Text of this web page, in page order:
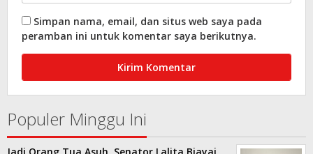
Simpan nama, email, dan situs web saya pada
peramban ini untuk komentar saya berikutnya.
Populer Minggu Ini
Jadi Orang Tua Asuh, Senator Lalita Biayai